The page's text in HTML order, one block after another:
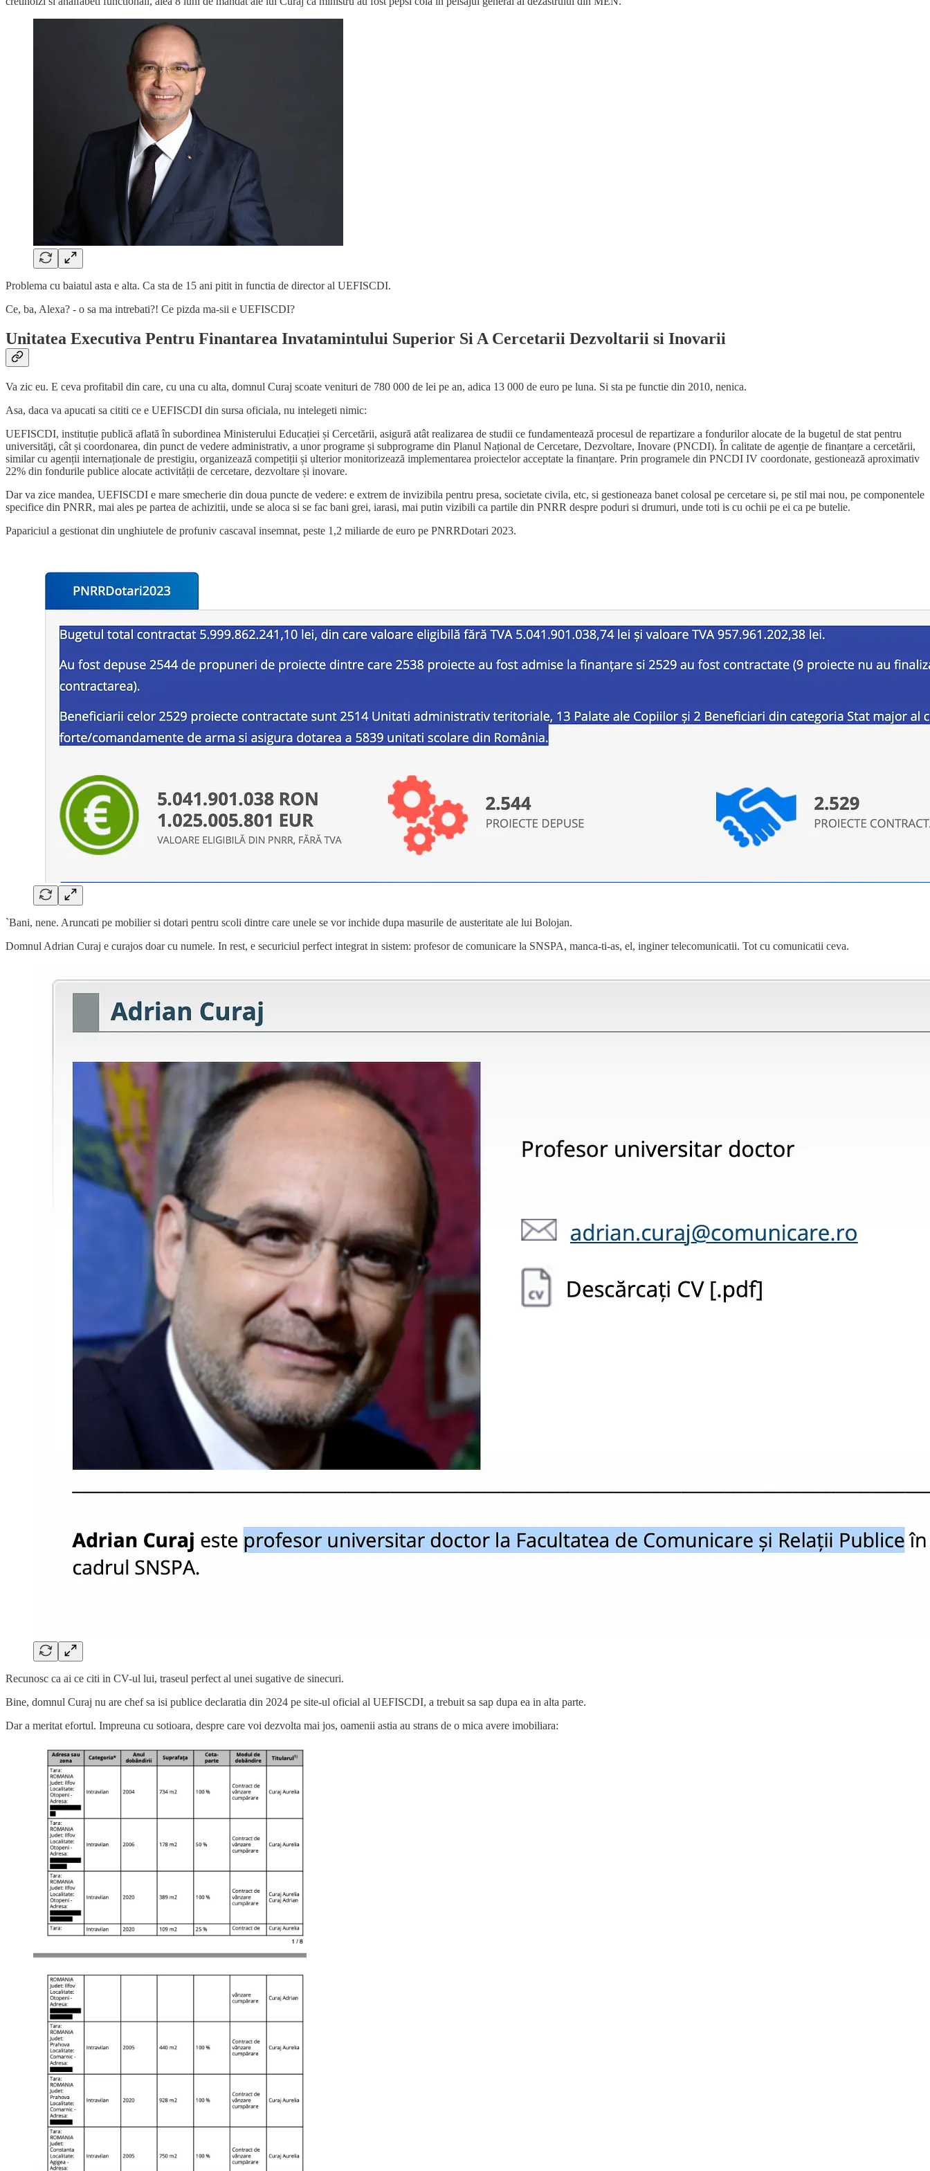
Problema cu baiatul asta e alta. Ca sta de 15 ani pitit in functia de director al UEFISCDI.
Ce, ba, Alexa? - o sa ma intrebati?! Ce pizda ma-sii e UEFISCDI?
Unitatea Executiva Pentru Finantarea Invatamintului Superior Si A Cercetarii Dezvoltarii si Inovarii
Va zic eu. E ceva profitabil din care, cu una cu alta, domnul Curaj scoate venituri de 780 000 de lei pe an, adica 13 000 de euro pe luna. Si sta pe functie din 2010, nenica.
Asa, daca va apucati sa cititi ce e UEFISCDI din sursa oficiala, nu intelegeti nimic:
UEFISCDI, instituție publică aflată în subordinea Ministerului Educației și Cercetării, asigură atât realizarea de studii ce fundamentează procesul de repartizare a fondurilor alocate de la bugetul de stat pentru
universităţi, cât și coordonarea, din punct de vedere administrativ, a unor programe și subprograme din Planul Național de Cercetare, Dezvoltare, Inovare (PNCDI). În calitate de agenție de finanțare a cercetării,
similar cu agenții internaționale de prestigiu, organizează competiții și ulterior monitorizează implementarea proiectelor acceptate la finanțare. Prin programele din PNCDI IV coordonate, gestionează aproximativ
22% din fondurile publice alocate activității de cercetare, dezvoltare și inovare.
Dar va zice mandea, UEFISCDI e mare smecherie din doua puncte de vedere: e extrem de invizibila pentru presa, societate civila, etc, si gestioneaza banet colosal pe cercetare si, pe stil mai nou, pe componentele
specifice din PNRR, mai ales pe partea de achizitii, unde se aloca si se fac bani grei, iarasi, mai putin vizibili ca partile din PNRR despre poduri si drumuri, unde toti is cu ochii pe ei ca pe butelie.
Papariciul a gestionat din unghiutele de profuniv cascaval insemnat, peste 1,2 miliarde de euro pe PNRRDotari 2023.
`Bani, nene. Aruncati pe mobilier si dotari pentru scoli dintre care unele se vor inchide dupa masurile de austeritate ale lui Bolojan.
Domnul Adrian Curaj e curajos doar cu numele. In rest, e securiciul perfect integrat in sistem: profesor de comunicare la SNSPA, manca-ti-as, el, inginer telecomunicatii. Tot cu comunicatii ceva.
Recunosc ca ai ce citi in CV-ul lui, traseul perfect al unei sugative de sinecuri.
Bine, domnul Curaj nu are chef sa isi publice declaratia din 2024 pe site-ul oficial al UEFISCDI, a trebuit sa sap dupa ea in alta parte.
Dar a meritat efortul. Impreuna cu sotioara, despre care voi dezvolta mai jos, oamenii astia au strans de o mica avere imobiliara: